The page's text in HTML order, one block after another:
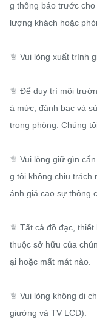
g thông báo trước
lượng khách hoặc
♕ Vui lòng xuất trình
♕ Để duy trì môi
á mức, đánh bạc và
trong phòng. Chúng
♕ Vui lòng giữ gìn
g tôi không chịu trách
ánh giá cao sự thông
♕ Tất cả đồ đạc, thiết
thuộc sở hữu của
ại hoặc mất mát nào.
♕ Vui lòng không di
giường và TV LCD).